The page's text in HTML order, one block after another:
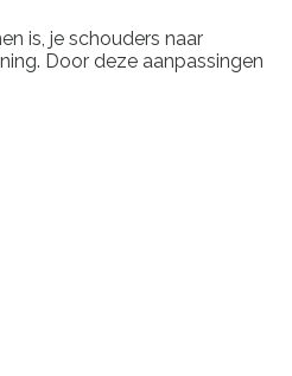
is, je schouders naar
Door deze aanpassingen